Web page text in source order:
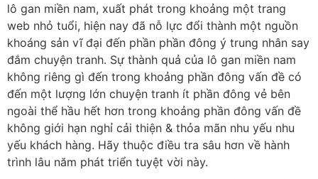
lô gan miền nam, xuất phát trong khoảng một trang
web nhỏ tuổi, hiện nay đã nỗ lực đổi thành một nguồn
khoáng sản vĩ đại đến phần phần đông ý trung nhân say
đắm chuyện tranh. Sự thành quả của lô gan miền nam
không riêng gì đến trong khoảng phần đông vấn đề có
đến một lượng lớn chuyện tranh ít phần đông vẻ bên
ngoài thể hầu hết hơn trong khoảng phần đông vấn đề
không giới hạn nghỉ cải thiện & thỏa mãn nhu yếu nhu
yếu khách hàng. Hãy thuộc điều tra sâu hơn về hành
trình lâu năm phát triển tuyệt vời này.